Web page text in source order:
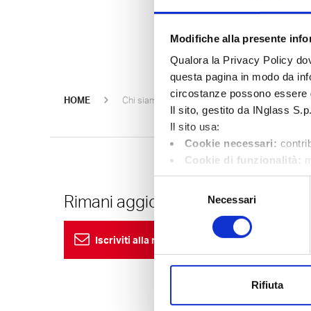
Modifiche alla presente
Qualora la Privacy Policy
questa pagina in modo da
circostanze possono essere
Il sito, gestito da INglass
Il sito usa:
Cookie necessari:
Cookie di funzionalità:
selezione della lingua o il
Cookie di performance:
nostro sito;
del
Necessari
Rifiuta
HOME Chi siamo Eventi Oerlikon
Rimani aggiornato
Iscriviti alla nostra Newsletter